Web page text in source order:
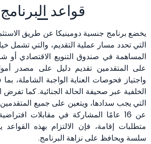
قواعد البرنامج
يخضع برنامج جنسية دومينيكا عن طريق
التي تحدد مسار عملية التقديم، والتي تشمل
المساهمة في صندوق التنويع الاقتصادي أو
على المتقدمين تقديم دليل على مصدر
واجتياز فحوصات العناية الواجبة الشاملة،
الخلفية عبر صحيفة الحالة الجنائية. كما
التي يجب سدادها، ويتعين على جميع المتقدمين
عن 16 عامًا المشاركة في مقابلات
متطلبات إقامة، فإن الالتزام بهذه
سلسة ويحافظ على نزاهة البرنامج.